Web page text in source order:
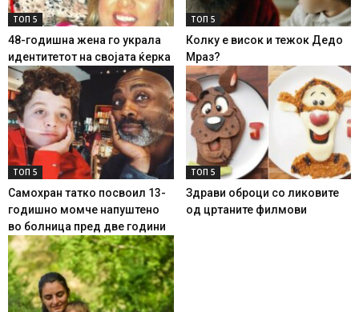
ТОП 5
48-годишна жена го украла
идентитетот на својата ќерка
ТОП 5
Колку е висок и тежок Дедо
Мраз?
ТОП 5
Самохран татко посвоил 13-
годишно момче напуштено
во болница пред две години
ТОП 5
Здрави оброци со ликовите
од цртаните филмови